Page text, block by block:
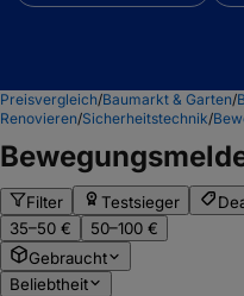
Preisvergleich/Baumarkt & Garten/
Renovieren/Sicherheitstechnik/
Filter Testsieger
35–50 €
50–100 €
Gebraucht
Beliebtheit